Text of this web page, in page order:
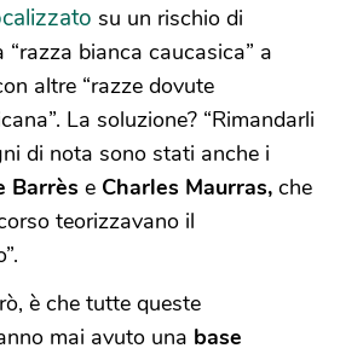
su un rischio di
bianca caucasica” a
altre “razze dovute
La soluzione? “Rimandarli
di nota sono stati anche i
Barrès e Charles Maurras, che
teorizzavano il
è che tutte queste
mai avuto una base